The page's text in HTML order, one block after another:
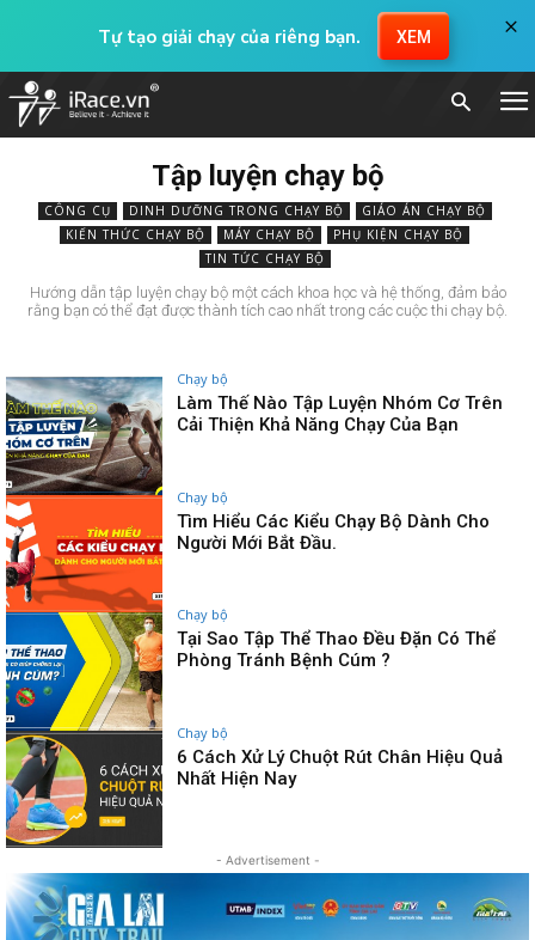
Tự tạo giải chạy của riêng bạn. XEM ×
Tập luyện chạy bộ
CÔNG CỤ DINH DƯỠNG TRONG CHẠY BỘ
GIÁO ÁN CHẠY BỘ
KIẾN THỨC CHẠY BỘ
MÁY CHẠY BỘ
PHỤ KIỆN CHẠY BỘ
TIN TỨC CHẠY BỘ
Hướng dẫn tập luyện chạy bộ một cách khoa học và hệ thống, đảm bảo
rằng bạn có thể đạt được thành tích cao nhất trong các cuộc thi chạy bộ.
Chạy bộ
Làm Thế Nào Tập Luyện Nhóm Cơ Trên
Cải Thiện Khả Năng Chạy Của Bạn
Chạy bộ
Tìm Hiểu Các Kiểu Chạy Bộ Dành Cho
Người Mới Bắt Đầu.
Chạy bộ
Tại Sao Tập Thể Thao Đều Đặn Có Thể
Phòng Tránh Bệnh Cúm ?
Chạy bộ
6 Cách Xử Lý Chuột Rút Chân Hiệu Quả
Nhất Hiện Nay
- Advertisement -